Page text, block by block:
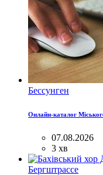
Бессунген
Онлайн-каталог
07.08.2026
3 хв
Бергштрассе